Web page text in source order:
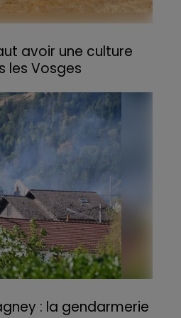
faut avoir une culture
les Vosges
: la gendarmerie